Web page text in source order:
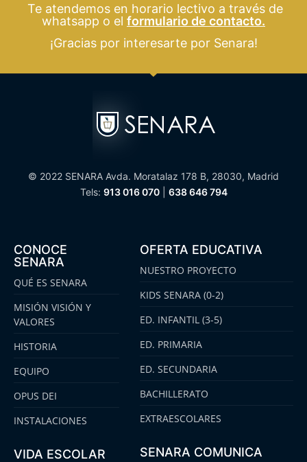
Te atendemos en horario lectivo a través de
whatsapp o el formulario de contacto.
¡Gracias por interesarte por Senara!
© 2022 SENARA Avda. Moratalaz 178 B, 28030, Madrid
Tels: 913 016 070| 638 646 794
CONOCE
SENARA
QUÉ ES SENARA
MISIÓN VISIÓN Y
VALORES
HISTORIA
EQUIPO
OPUS DEI
INSTALACIONES
VIDA ESCOLAR
OFERTA EDUCATIVA
NUESTRO PROYECTO
KIDS SENARA (0-2)
ED. INFANTIL (3-5)
ED. PRIMARIA
ED. SECUNDARIA
BACHILLERATO
EXTRAESCOLARES
SENARA COMUNICA